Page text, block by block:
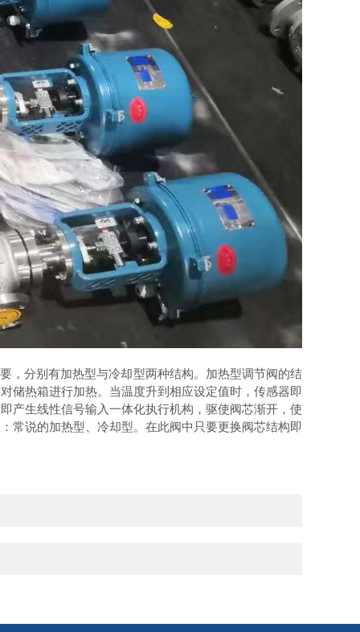
，分别有加热型与冷却型两种结构。加热型调节阀的结
储热箱进行加热。当温度升到相应设定值时，传感器即
产生线性信号输入一体化执行机构，驱使阀芯渐开，使
常说的加热型、冷却型。在此阀中只要更换阀芯结构即